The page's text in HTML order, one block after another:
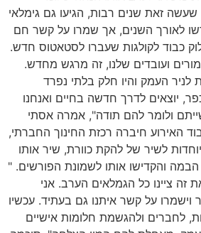
זאת שנים רבות, הגיעו גם גימלאי
לאורך השנים, אך שמרו על קשר חם
כבוד לקולגות שעברו לסטאטוס חדש.
ועובדים שלנו, זה מרגש מחדש.
לניר העמק והיו חלק בלתי נפרד
יוצאים לדרך חדשה בחיים ואנחנו
ולומר להם תודה", אמרה אסתי
האירוע חיברה רכזת החינוך החברתי,
לשיר של להקת כוורת, שיר אותו
הבמה והקדישו אותו לשמונת הפורשים. "
זה ציינו כל הגמלאים הערב. אני
על קשר איתנו גם בעתיד. עכשיו
לחברים ולהגשמת חלומות אישיים